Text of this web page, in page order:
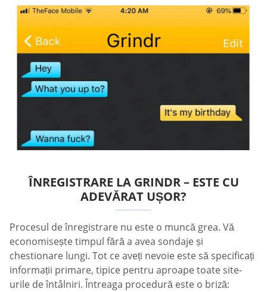
ÎNREGISTRARE LA GRINDR – ESTE CU
ADEVĂRAT UȘOR?
Procesul de înregistrare nu este o muncă grea. Vă
economisește timpul fără a avea sondaje și
chestionare lungi. Tot ce aveți nevoie este să specificați
informații primare, tipice pentru aproape toate site-
urile de întâlniri. Întreaga procedură este o briză: